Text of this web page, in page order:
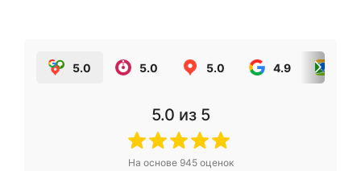
5.0 5.0 5.0 4.9
5.0 из 5
На основе 945оценок